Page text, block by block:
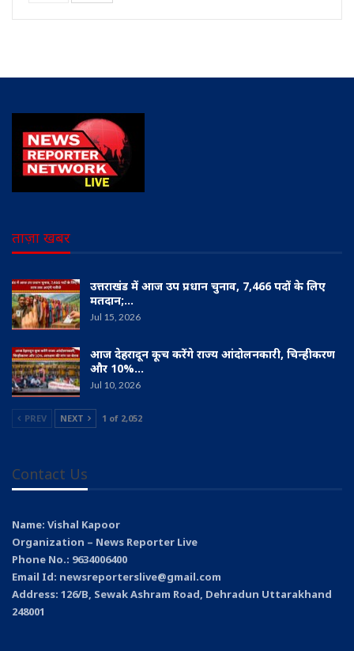
ताज़ा खबर
उत्तराखंड में आज उप प्रधान चुनाव, 7,466 पदों के लिए
मतदान;…
Jul 15, 2026
आज देहरादून कूच करेंगे राज्य आंदोलनकारी, चिन्हीकरण
और 10%…
Jul 10, 2026
PREV NEXT 1 of 2,052
Contact Us
Name: Vishal Kapoor
Organization – News Reporter Live
Phone No.: 9634006400
Email Id: newsreporterslive@gmail.com
Address: 126/B, Sewak Ashram Road, Dehradun Uttarakhand
248001